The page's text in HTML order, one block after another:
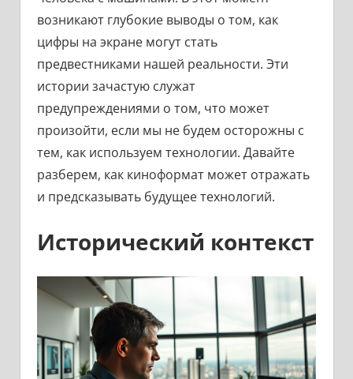
возникают глубокие выводы о том, как
цифры на экране могут стать
предвестниками нашей реальности. Эти
истории зачастую служат
предупреждениями о том, что может
произойти, если мы не будем осторожны с
тем, как используем технологии. Давайте
разберем, как киноформат может отражать
и предсказывать будущее технологий.
Исторический контекст